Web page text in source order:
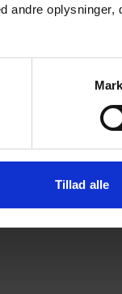
andre oplysninger,
Tillad alle